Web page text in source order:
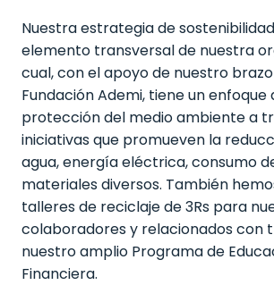
Nuestra estrategia de
elemento transversal de nuestra
cual, con el apoyo de nuestro
Fundación Ademi, tiene un enfoque
protección del medio ambiente a
iniciativas que promueven la
agua, energía eléctrica, consumo
materiales diversos. También
talleres de reciclaje de 3Rs para
colaboradores y relacionados con
nuestro amplio Programa de
Financiera.